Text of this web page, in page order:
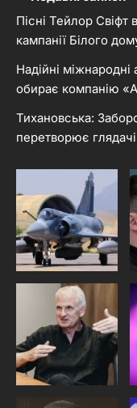
Пісні Тейлор Свіфт
кампанії Білого
Надійні
обирає компанію
Тихановська:
перетворює